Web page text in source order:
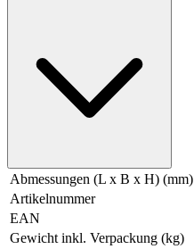
Abmessungen (L x B x H) (mm)
Artikelnummer
EAN
Gewicht inkl. Verpackung (kg)